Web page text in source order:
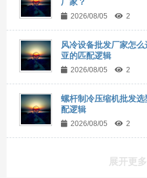
2026/08/05 2
风冷设备批发厂家怎
亚的匹配逻辑
2026/08/05 2
螺杆制冷压缩机批发
配逻辑
2026/08/05 2
展开更